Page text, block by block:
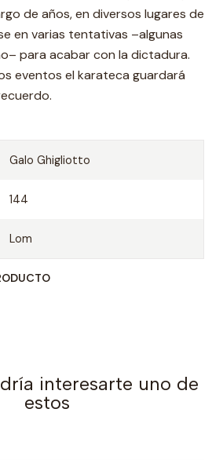
de años, en diversos lugares de
en varias tentativas –algunas
para acabar con la dictadura.
eventos el karateca guardará
Galo Ghigliotto
144
Lom
interesarte uno de
estos